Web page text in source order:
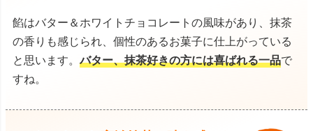
餡はバター＆ホワイトチョコレートの風味があり、抹茶
の香りも感じられ、個性のあるお菓子に仕上がっている
と思います。バター、抹茶好きの方には喜ばれる一品で
すね。